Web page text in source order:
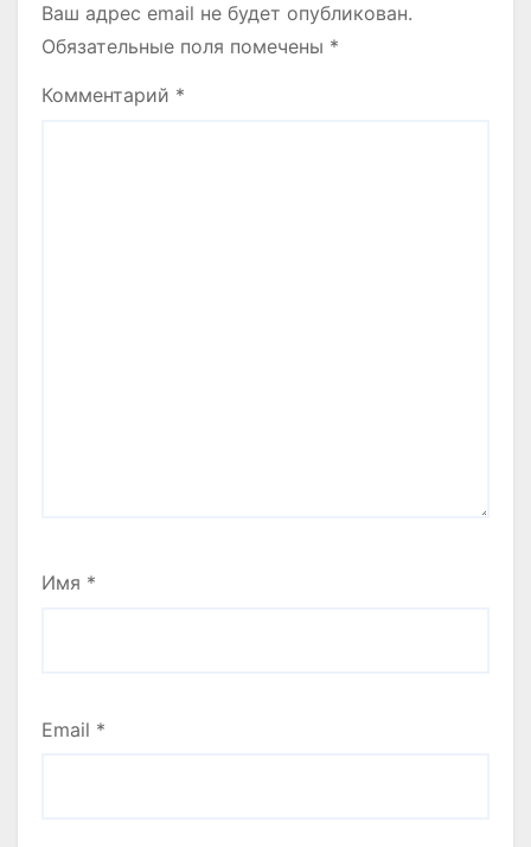
Ваш адрес email не будет опубликован.
Обязательные поля помечены *
Комментарий *
Имя *
Email *